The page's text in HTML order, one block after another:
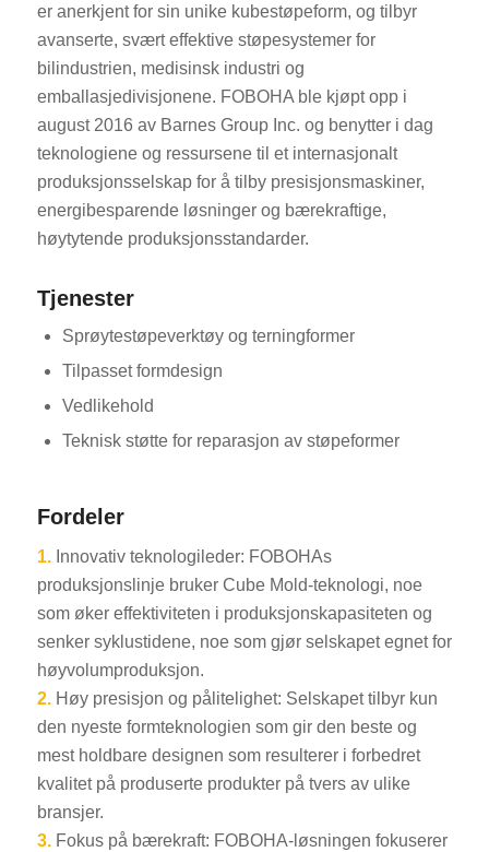
er anerkjent for sin unike kubestøpeform, og tilbyr
avanserte, svært effektive støpesystemer for
bilindustrien, medisinsk industri og
emballasjedivisjonene. FOBOHA ble kjøpt opp i
august 2016 av Barnes Group Inc. og benytter i dag
teknologiene og ressursene til et internasjonalt
produksjonsselskap for å tilby presisjonsmaskiner,
energibesparende løsninger og bærekraftige,
høytytende produksjonsstandarder.
Tjenester
Sprøytestøpeverktøy og terningformer
Tilpasset formdesign
Vedlikehold
Teknisk støtte for reparasjon av støpeformer
Fordeler
1.Innovativ teknologileder: FOBOHAs
produksjonslinje bruker Cube Mold-teknologi, noe
som øker effektiviteten i produksjonskapasiteten og
senker syklustidene, noe som gjør selskapet egnet for
høyvolumproduksjon.
2.Høy presisjon og pålitelighet: Selskapet tilbyr kun
den nyeste formteknologien som gir den beste og
mest holdbare designen som resulterer i forbedret
kvalitet på produserte produkter på tvers av ulike
bransjer.
3.Fokus på bærekraft: FOBOHA-løsningen fokuserer